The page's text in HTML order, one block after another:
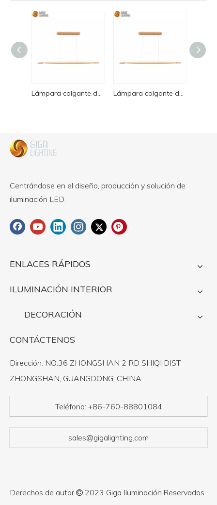
Centrándose en el diseño, producción y solución de
iluminación LED.
ENLACES RÁPIDOS
ILUMINACIÓN INTERIOR
DECORACIÓN
CONTÁCTENOS
Dirección: NO.36 ZHONGSHAN 2 RD SHIQI DIST
ZHONGSHAN, GUANGDONG, CHINA
Teléfono: +86-760-88801084
sales@gigalighting.com
Derechos de autor  2023 Giga Iluminación.Reservados